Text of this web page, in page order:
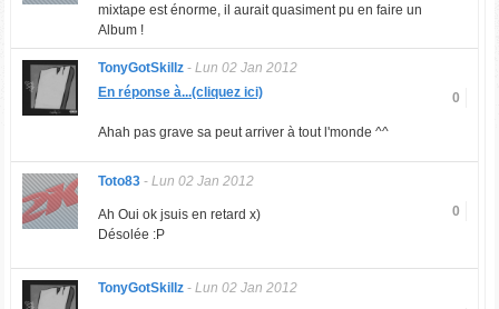
mixtape est énorme, il aurait quasiment pu en faire un
Album !
TonyGotSkillz- Lun 02 Jan 2012
0
En réponse à...(cliquez ici)
Ahah pas grave sa peut arriver à tout l'monde ^^
Toto83- Lun 02 Jan 2012
0
Ah Oui ok jsuis en retard x)
Désolée :P
TonyGotSkillz- Lun 02 Jan 2012